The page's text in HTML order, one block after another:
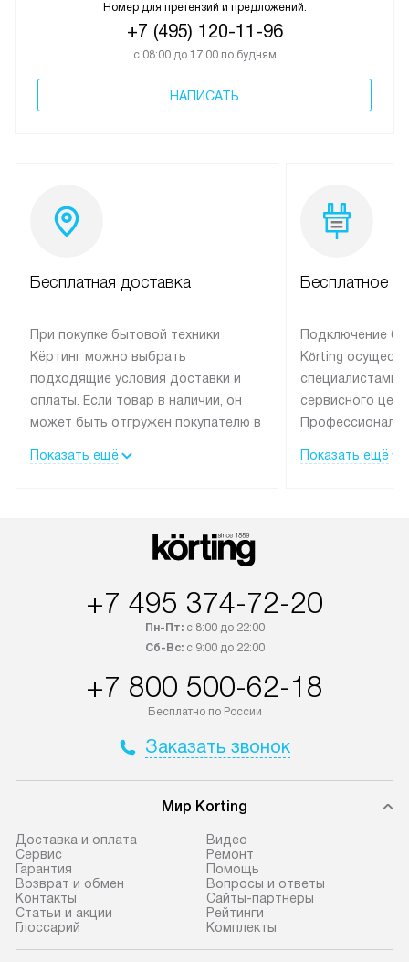
Номер для претензий и предложений:
+7 (495) 120-11-96
с 08:00 до 17:00 по будням
НАПИСАТЬ
Бесплатная доставка
При покупке бытовой техники
Кёртинг можно выбрать
подходящие условия доставки и
оплаты. Если товар в наличии, он
может быть отгружен покупателю в
оплачивается дополнительно.
Показать ещё
Бесплатное
Подключение
Körting
специалистами
сервисного
эксплуатации
Показать ещё
+7 495 374-72-20
Пн-Пт:с 8:00 до 22:00
Сб-Вс:с 9:00 до 22:00
+7 800 500-62-18
Бесплатно по России
Заказать звонок
Мир Korting
Доставка и оплата
Сервис
Гарантия
Возврат и обмен
Контакты
Статьи и акции
Глоссарий
Видео
Ремонт
Помощь
Вопросы и ответы
Сайты-партнеры
Рейтинги
Комплекты